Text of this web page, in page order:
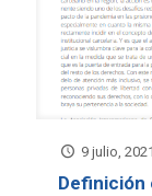
9 julio, 2021
Definición